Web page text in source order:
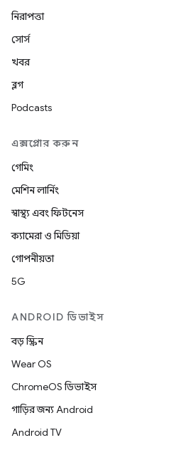
নিরাপত্তা
সোর্স
খবর
ব্লগ
Podcasts
এক্সপ্লোর করুন
গেমিং
মেশিন লার্নিং
স্বাস্থ্য এবং ফিটনেস
ক্যামেরা ও মিডিয়া
গোপনীয়তা
5G
ANDROID ডিভাইস
বড় স্ক্রিন
Wear OS
ChromeOS ডিভাইস
গাড়ির জন্য Android
Android TV